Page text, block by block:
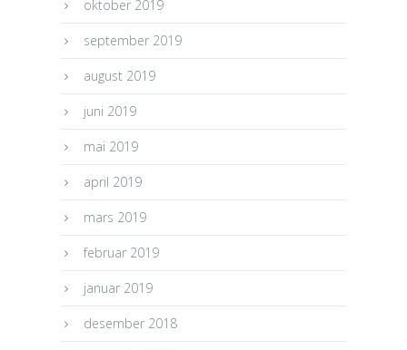
oktober 2019
september 2019
august 2019
juni 2019
mai 2019
april 2019
mars 2019
februar 2019
januar 2019
desember 2018